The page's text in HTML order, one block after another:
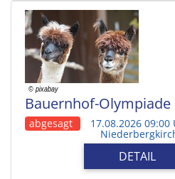
Bauernhof-Olympiade
abgesagt 17.08.2026 09:00
DETAIL